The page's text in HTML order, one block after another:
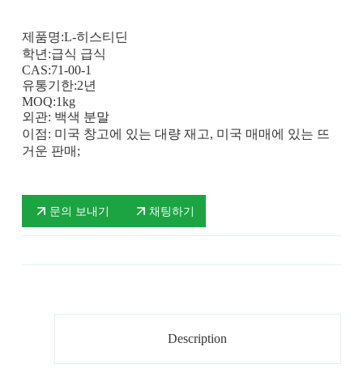
제품명:L-히스티딘
학년:급식 급식
CAS:71-00-1
유통기한:2년
MOQ:1kg
외관: 백색 분말
이점: 미국 창고에 있는 대량 재고, 미국 매매에 있는 뜨
거운 판매;
문의 보내기 채팅하기
Description